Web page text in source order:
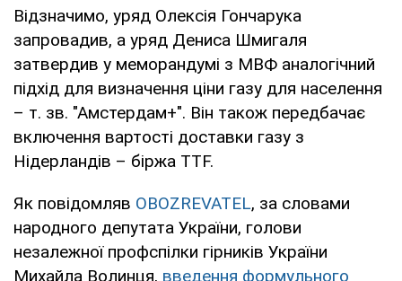
Відзначимо, уряд Олексія Гончарука
запровадив, а уряд Дениса Шмигаля
затвердив у меморандумі з МВФ аналогічний
підхід для визначення ціни газу для населення
– т. зв. "Амстердам+". Він також передбачає
включення вартості доставки газу з
Нідерландів – біржа TTF.
Як повідомляв OBOZREVATEL, за словами
народного депутата України, голови
незалежної профспілки гірників України
Михайла Волинця, введення формульного